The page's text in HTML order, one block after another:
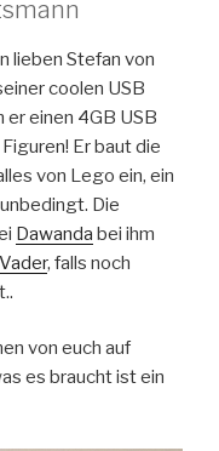
lieben Stefan von
coolen USB
einen 4GB USB
Er baut die
von Lego ein, ein
Die
Dawanda bei ihm
, falls noch
von euch auf
es braucht ist ein